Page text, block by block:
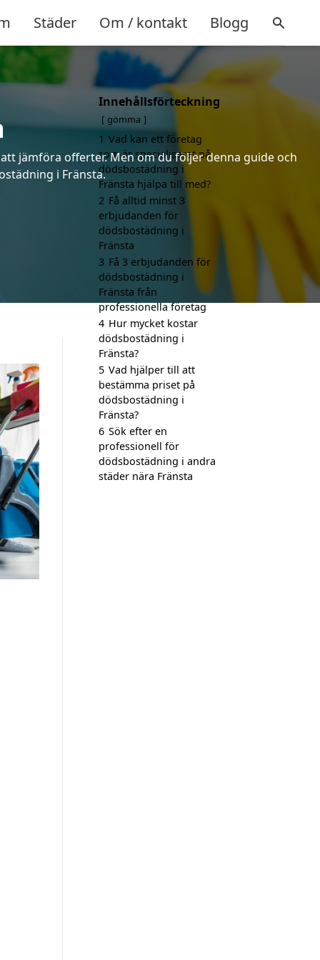
Städer Om / kontakt Blogg
jämföra offerter. Men om du följer denna guide och
i Fränsta.
Innehållsförteckning
gömma
1 Vad kan ett företag
som är specialiserat på
dödsbostädning i
Fränsta hjälpa till med?
2 Få alltid minst 3
erbjudanden för
dödsbostädning i
Fränsta
3 Få 3 erbjudanden för
dödsbostädning i
Fränsta från
professionella företag
4 Hur mycket kostar
dödsbostädning i
Fränsta?
5 Vad hjälper till att
bestämma priset på
dödsbostädning i
Fränsta?
6 Sök efter en
professionell för
dödsbostädning i andra
städer nära Fränsta